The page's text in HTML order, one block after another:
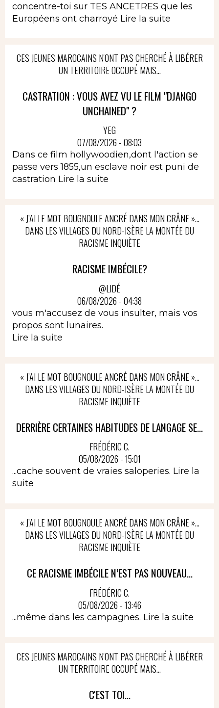
concentre-toi sur TES ANCETRES que les
Européens ont charroyé Lire la suite
CES JEUNES MAROCAINS N'ONT PAS CHERCHÉ À LIBÉRER
UN TERRITOIRE OCCUPÉ MAIS...
CASTRATION : VOUS AVEZ VU LE FILM "DJANGO
UNCHAINED" ?
YEG
07/08/2026 - 08:03
Dans ce film hollywoodien,dont l'action se
passe vers 1855,un esclave noir est puni de
castration Lire la suite
« J’AI LE MOT BOUGNOULE ANCRÉ DANS MON CRÂNE »…
DANS LES VILLAGES DU NORD-ISÈRE LA MONTÉE DU
RACISME INQUIÈTE
RACISME IMBÉCILE?
@LIDÉ
06/08/2026 - 04:38
vous m'accusez de vous insulter, mais vos
propos sont lunaires.
Lire la suite
« J’AI LE MOT BOUGNOULE ANCRÉ DANS MON CRÂNE »…
DANS LES VILLAGES DU NORD-ISÈRE LA MONTÉE DU
RACISME INQUIÈTE
DERRIÈRE CERTAINES HABITUDES DE LANGAGE SE...
FRÉDÉRIC C.
05/08/2026 - 15:01
...cache souvent de vraies saloperies. Lire la
suite
« J’AI LE MOT BOUGNOULE ANCRÉ DANS MON CRÂNE »…
DANS LES VILLAGES DU NORD-ISÈRE LA MONTÉE DU
RACISME INQUIÈTE
CE RACISME IMBÉCILE N’EST PAS NOUVEAU...
FRÉDÉRIC C.
05/08/2026 - 13:46
...même dans les campagnes. Lire la suite
CES JEUNES MAROCAINS N'ONT PAS CHERCHÉ À LIBÉRER
UN TERRITOIRE OCCUPÉ MAIS...
C'EST TOI...